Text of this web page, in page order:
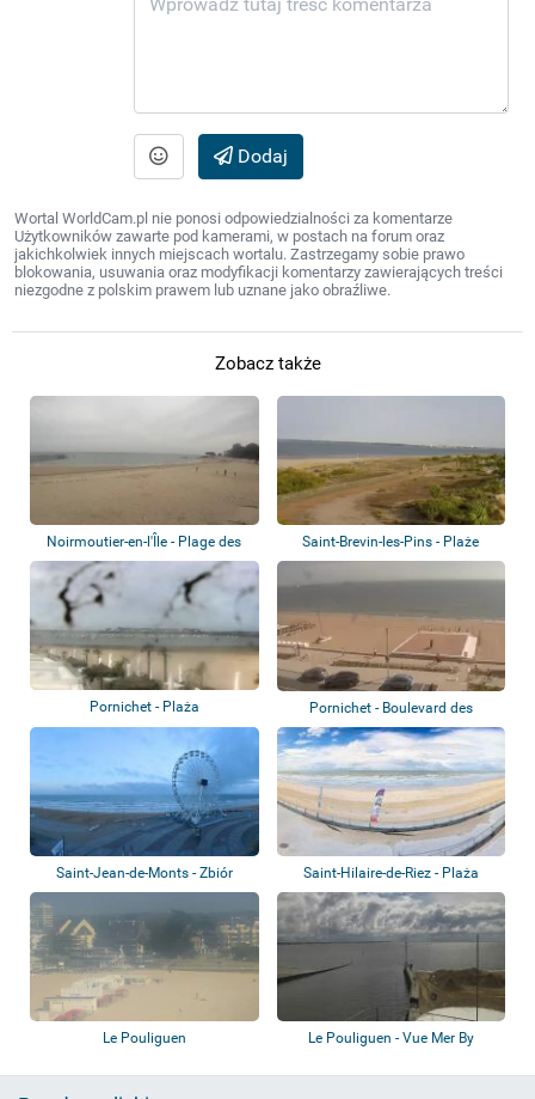
Dodaj
Wortal WorldCam.pl nie ponosi odpowiedzialności za komentarze
Użytkowników zawarte pod kamerami, w postach na forum oraz
jakichkolwiek innych miejscach wortalu. Zastrzegamy sobie prawo
blokowania, usuwania oraz modyfikacji komentarzy zawierających treści
niezgodne z polskim prawem lub uznane jako obraźliwe.
Zobacz także
Noirmoutier-en-l'Île - Plage des
Dames
Saint-Brevin-les-Pins - Plaże
Pornichet - Plaża
Pornichet - Boulevard des
Océanides
Saint-Jean-de-Monts - Zbiór
kamer
Saint-Hilaire-de-Riez - Plaża
Demoiselle...
Le Pouliguen
Le Pouliguen - Vue Mer By